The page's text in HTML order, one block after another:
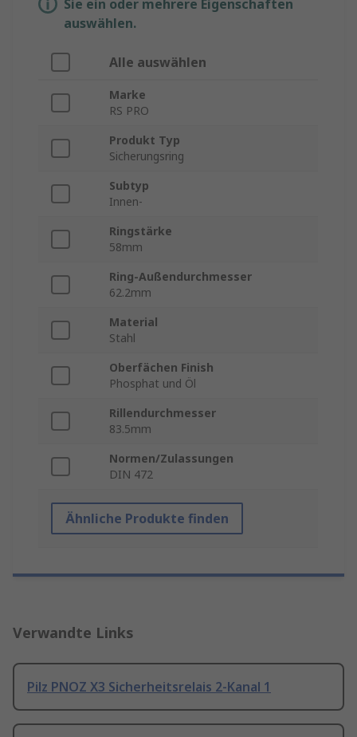
Sie ein oder mehrere Eigenschaften
auswählen.
Alle auswählen
Marke
RS PRO
Produkt Typ
Sicherungsring
Subtyp
Innen-
Ringstärke
58mm
Ring-Außendurchmesser
62.2mm
Material
Stahl
Oberfächen Finish
Phosphat und Öl
Rillendurchmesser
83.5mm
Normen/Zulassungen
DIN 472
Ähnliche Produkte finden
Verwandte Links
Pilz PNOZ X3 Sicherheitsrelais 2-Kanal 1